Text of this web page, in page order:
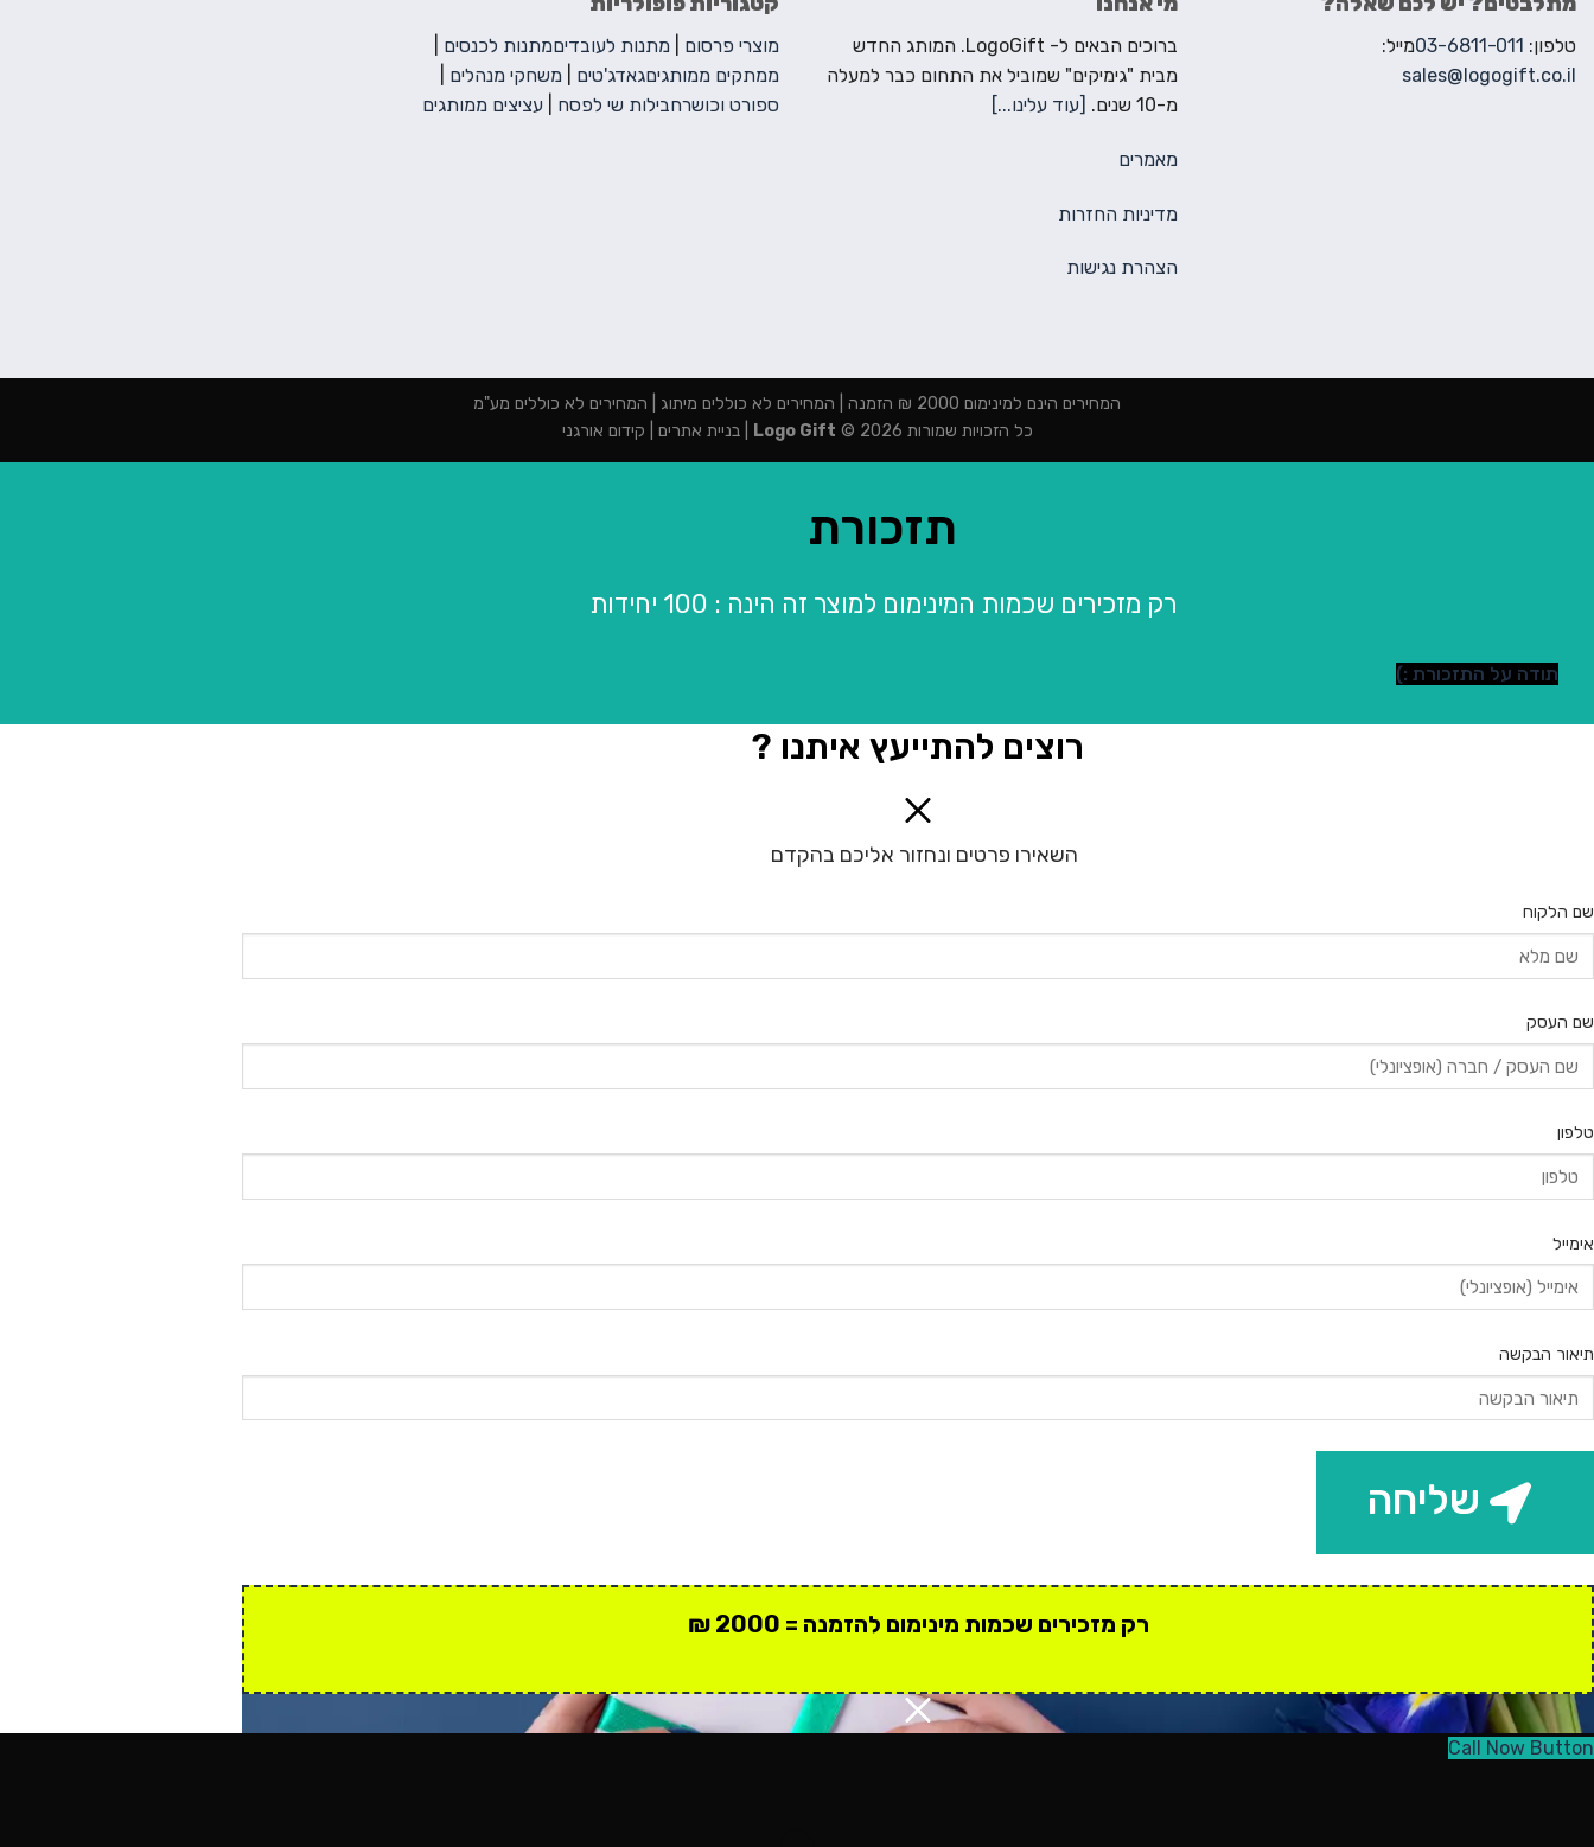
טלפון: 03-6811-011מייל:
sales@logogift.co.il
ברוכים הבאים ל- LogoGift. המותג החדש
מבית "גימיקים" שמוביל את התחום כבר למעלה
מ-10 שנים.
[עוד עלינו...]
מאמרים
מדיניות החזרות
הצהרת נגישות
מוצרי פרסום מתנות לעובדיםמתנות לכנסים
ממתקים ממותגיםגאדג'טים משחקי מנהלים
ספורט וכושרחבילות שי לפסח עציצים ממותגים
המחירים הינם למינימום 2000 ₪ הזמנה | המחירים לא כוללים מיתוג | המחירים לא כוללים מע"מ
כל הזכויות שמורות 2026 ©
Logo Gift
|בניית אתרים קידום אורגני
תזכורת
רק מזכירים שכמות המינימום למוצר זה הינה : 100 יחידות
תודה על התזכורת :)
רוצים להתייעץ איתנו ?
השאירו פרטים ונחזור אליכם בהקדם
שם הלקוח
שם העסק
טלפון
אימייל
תיאור הבקשה
שליחה
רק מזכירים שכמות מינימום להזמנה = 2000 ₪
Call Now Button